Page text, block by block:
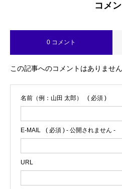
コメ
0 コメント
この記事へのコメントはありません
名前（例：山田 太郎） ( 必須 )
E-MAIL ( 必須 ) - 公開されません -
URL